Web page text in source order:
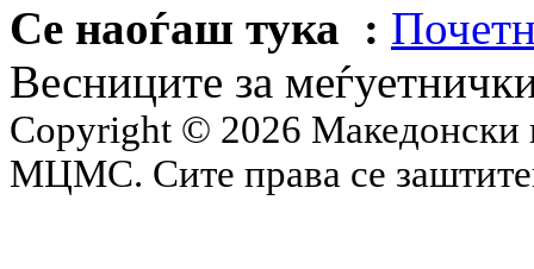
Се наоѓаш тука :
Весниците за
Copyright © 2026 Македонски
МЦМС. Сите права се